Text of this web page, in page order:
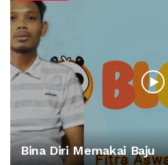
Bina Diri Memakai Baju